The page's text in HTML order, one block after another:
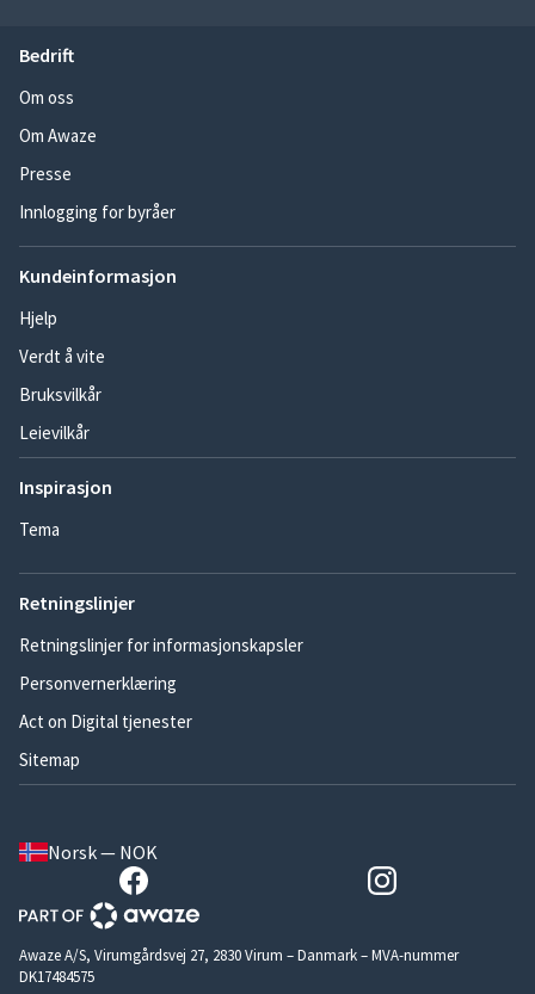
Bedrift
Om oss
Om Awaze
Presse
Innlogging for byråer
Kundeinformasjon
Hjelp
Verdt å vite
Bruksvilkår
Leievilkår
Inspirasjon
Tema
Retningslinjer
Retningslinjer for informasjonskapsler
Personvernerklæring
Act on Digital tjenester
Sitemap
Norsk — NOK
Awaze A/S, Virumgårdsvej 27, 2830 Virum – Danmark – MVA-nummer
DK17484575